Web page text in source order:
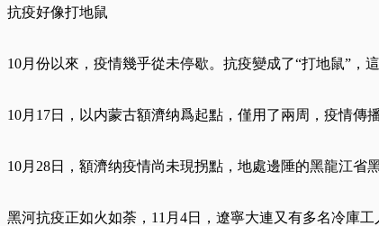
抗疫好像打地鼠
10月份以來，疫情幾乎從未停歇。抗疫變成了“打地鼠”，
10月17日，以内蒙古額濟纳爲起點，僅用了兩周，疫情傳
10月28日，額濟纳疫情尚未現拐點，地處邊陲的黑龍江省
黑河抗疫正如火如荼，11月4日，遼寧大連又有多名冷庫